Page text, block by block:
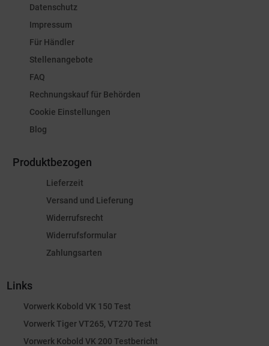
Datenschutz
Impressum
Für Händler
Stellenangebote
FAQ
Rechnungskauf für Behörden
Cookie Einstellungen
Blog
Produktbezogen
Lieferzeit
Versand und Lieferung
Widerrufsrecht
Widerrufsformular
Zahlungsarten
Links
Vorwerk Kobold VK 150 Test
Vorwerk Tiger VT265, VT270 Test
Vorwerk Kobold VK 200 Testbericht